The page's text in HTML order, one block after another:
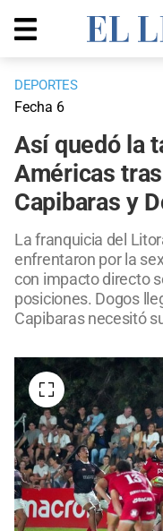
DEPORTES
Fecha 6
Así quedó la
Américas
Capibaras y
La franquicia del
enfrentaron por la
con impacto directo
posiciones. Dogos
Capibaras necesitó